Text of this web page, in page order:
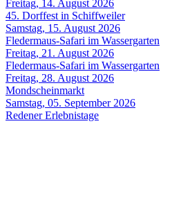
Freitag, 14. August 2026
45. Dorffest in Schiffweiler
Samstag, 15. August 2026
Fledermaus-Safari im Wassergarten
Freitag, 21. August 2026
Fledermaus-Safari im Wassergarten
Freitag, 28. August 2026
Mondscheinmarkt
Samstag, 05. September 2026
Redener Erlebnistage